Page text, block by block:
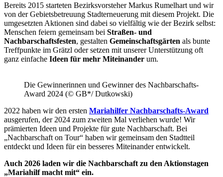
Bereits 2015 starteten Bezirksvorsteher Markus Rumelhart und wir
von der Gebietsbetreuung Stadterneuerung mit diesem Projekt. Die
umgesetzten Aktionen sind dabei so vielfältig wie der Bezirk selbst:
Menschen feiern gemeinsam bei Straßen- und
Nachbarschaftsfesten, gestalten Gemeinschaftsgärten als bunte
Treffpunkte im Grätzl oder setzen mit unserer Unterstützung oft
ganz einfache Ideen für mehr Miteinander um.
Die Gewinnerinnen und Gewinner des Nachbarschafts-
Award 2024 (© GB*/ Dutkowski)
2022 haben wir den ersten Mariahilfer Nachbarschafts-Award
ausgerufen, der 2024 zum zweiten Mal verliehen wurde! Wir
prämierten Ideen und Projekte für gute Nachbarschaft. Bei
„Nachbarschaft on Tour“ haben wir gemeinsam den Stadtteil
entdeckt und Ideen für ein besseres Miteinander entwickelt.
Auch 2026 laden wir die Nachbarschaft zu den Aktionstagen
„Mariahilf macht mit“ ein.